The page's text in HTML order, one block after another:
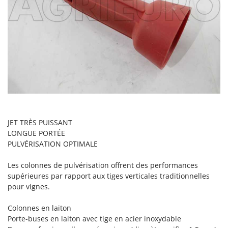
Désherbeurs thermiques et mécaniques
Déshumidificateurs
Échelles en aluminium
Effaroucheurs d'oiseaux
Électropompes pour la maison et le jardin
Éleveuses artificielles pour poussins
Enrouleurs de filets pour olives
Épareuses pour tracteur
Épépineuses
Équipements de protection des voies respiratoires
Bosch
Brumi
Calory Forni
Castelgarden
Castellari
Ceccato Olindo
Char-Broil
Classe
Clementi
Cofra
JET TRÈS PUISSANT
LONGUE PORTÉE
PULVÉRISATION OPTIMALE
Les colonnes de pulvérisation offrent des performances
supérieures par rapport aux tiges verticales traditionnelles
pour vignes.
Colonnes en laiton
Porte-buses en laiton avec tige en acier inoxydable